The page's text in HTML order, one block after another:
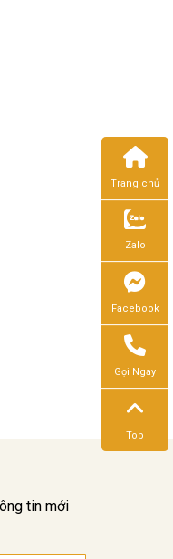
tin mới
Trang chủ
Zalo
Facebook
Gọi Ngay
Top